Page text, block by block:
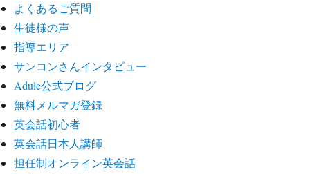
よくあるご質問
生徒様の声
指導エリア
サンコンさんインタビュー
Adule公式ブログ
無料メルマガ登録
英会話初心者
英会話日本人講師
担任制オンライン英会話